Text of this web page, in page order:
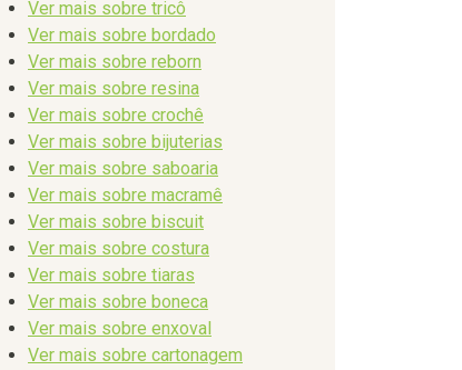
Ver mais sobre tricô
Ver mais sobre bordado
Ver mais sobre reborn
Ver mais sobre resina
Ver mais sobre crochê
Ver mais sobre bijuterias
Ver mais sobre saboaria
Ver mais sobre macramê
Ver mais sobre biscuit
Ver mais sobre costura
Ver mais sobre tiaras
Ver mais sobre boneca
Ver mais sobre enxoval
Ver mais sobre cartonagem